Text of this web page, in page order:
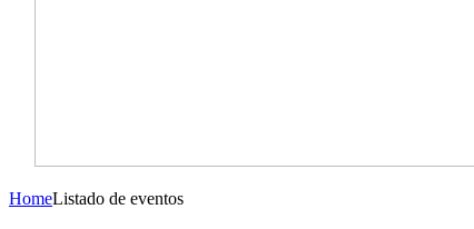
HomeListado de eventos